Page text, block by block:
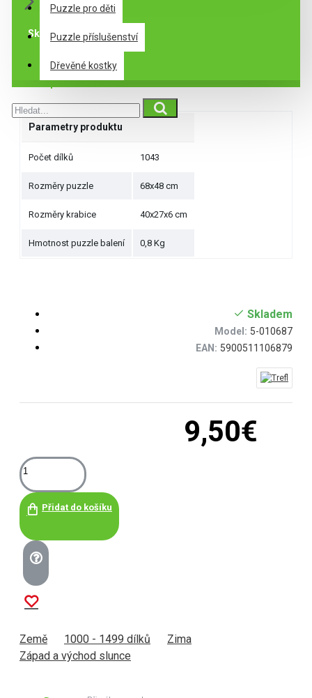
Puzzle pro děti
Puzzle příslušenství
Dřevěné kostky
Skladem
Specifikace
Parametry produktu
Počet dílků 1043
Rozměry puzzle 68x48 cm
Rozměry krabice 40x27x6 cm
Hmotnost puzzle balení 0,8 Kg
9,50€
Skladem
Model: 5-010687
EAN: 5900511106879
Přidat do košíku
Země 1000 - 1499 dílků
Zima
Západ a východ slunce